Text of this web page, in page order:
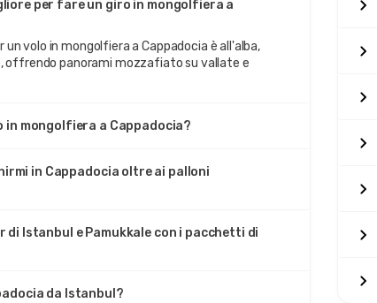
per fare un giro in mongolfiera a
un volo in mongolfiera a Cappadocia è all'alba,
offrendo panorami mozzafiato su vallate e
in mongolfiera a Cappadocia?
in Cappadocia oltre ai palloni
di Istanbul e Pamukkale con i pacchetti di
da Istanbul?